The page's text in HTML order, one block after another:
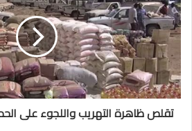
تقلص ظاهرة التهريب واللجوء على